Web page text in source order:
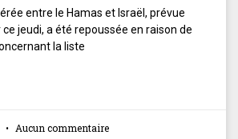
entre le Hamas et Israël, prévue
jeudi, a été repoussée en raison de
la liste
Aucun commentaire